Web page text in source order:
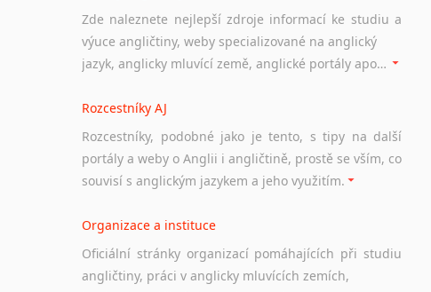
Zde naleznete nejlepší zdroje informací ke studiu a
výuce angličtiny, weby specializované na anglický
jazyk, anglicky mluvící země, anglické portály apod. Rubrika obsahuje zejména komplexní a maximálně kvalitní stránky využitelné ke studiu angličtiny.
Rozcestníky AJ
Rozcestníky, podobné jako je tento, s tipy na další
portály a weby o Anglii i angličtině, prostě se vším, co
souvisí s anglickým jazykem a jeho využitím.
Organizace a instituce
Oficiální stránky organizací pomáhajících při studiu
angličtiny, práci v anglicky mluvících zemích,